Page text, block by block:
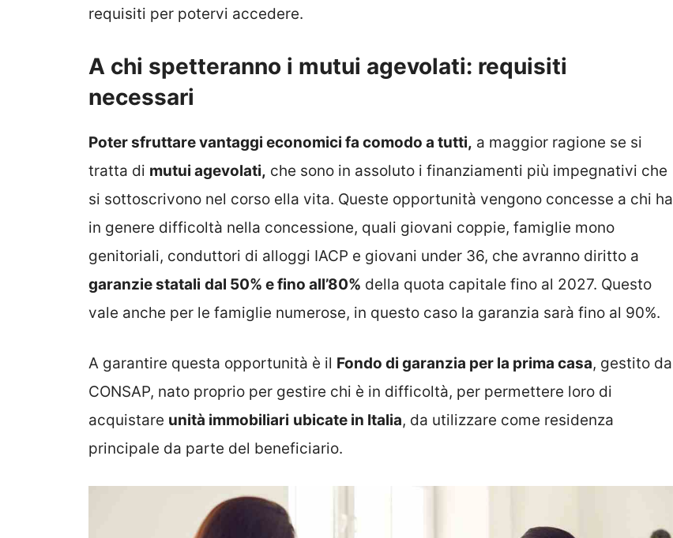
requisiti per potervi accedere.
A chi spetteranno i mutui agevolati: requisiti
necessari
Poter sfruttare vantaggi economici fa comodo a tutti, a maggior ragione se si
tratta di mutui agevolati, che sono in assoluto i finanziamenti più impegnativi che
si sottoscrivono nel corso ella vita. Queste opportunità vengono concesse a chi ha
in genere difficoltà nella concessione, quali giovani coppie, famiglie mono
genitoriali, conduttori di alloggi IACP e giovani under 36, che avranno diritto a
garanzie statali dal 50% e fino all’80% della quota capitale fino al 2027. Questo
vale anche per le famiglie numerose, in questo caso la garanzia sarà fino al 90%.
A garantire questa opportunità è il Fondo di garanzia per la prima casa, gestito da
CONSAP, nato proprio per gestire chi è in difficoltà, per permettere loro di
acquistare unità immobiliari ubicate in Italia, da utilizzare come residenza
principale da parte del beneficiario.